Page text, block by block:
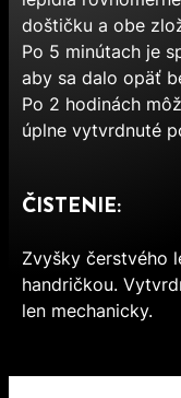
doštičku a obe
Po 5 minútach je
aby sa dalo opäť
Po 2 hodinách
úplne vytvrdnuté
ČISTENIE:
Zvyšky čerstvého
handričkou.
len mechanicky.